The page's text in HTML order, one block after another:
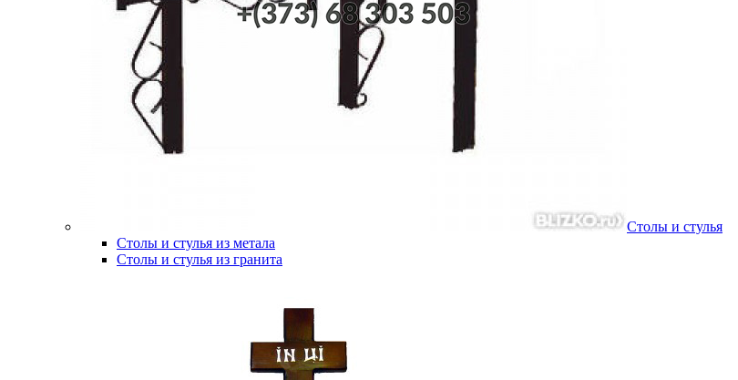
Столы и стулья
Столы и стулья из метала
Столы и стулья из гранита